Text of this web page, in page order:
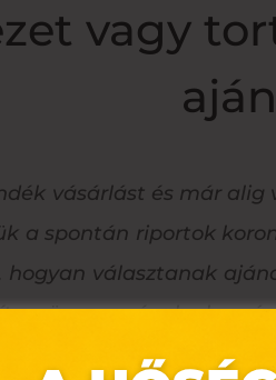
vagy
vásárlást és már
a spontán riportok
választanak
az ünnep, nézz be